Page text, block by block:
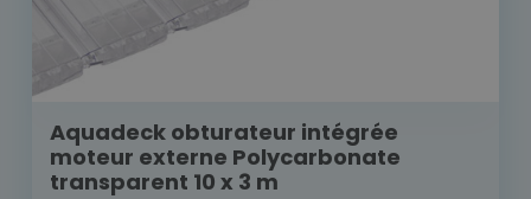
Aquadeck obturateur intégrée
moteur externe Polycarbonate
transparent 10 x 3 m